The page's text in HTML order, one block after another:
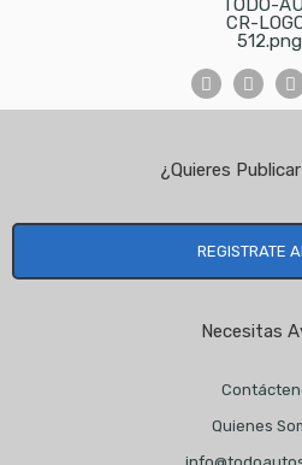
¿Quieres
REGISTRATE
Necesitas
Quienes